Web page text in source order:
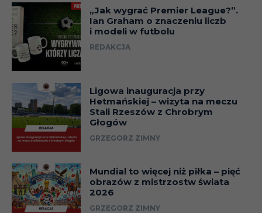
„Jak wygrać Premier League?”.
Ian Graham o znaczeniu liczb
i modeli w futbolu
REDAKCJA
Ligowa inauguracja przy
Hetmańskiej – wizyta na meczu
Stali Rzeszów z Chrobrym
Głogów
GRZEGORZ ZIMNY
Mundial to więcej niż piłka – pięć
obrazów z mistrzostw świata
2026
GRZEGORZ ZIMNY